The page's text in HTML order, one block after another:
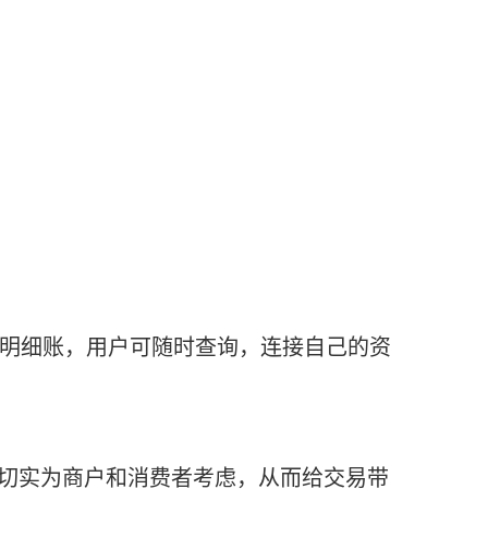
账，用户可随时查询，连接自己的资
为商户和消费者考虑，从而给交易带